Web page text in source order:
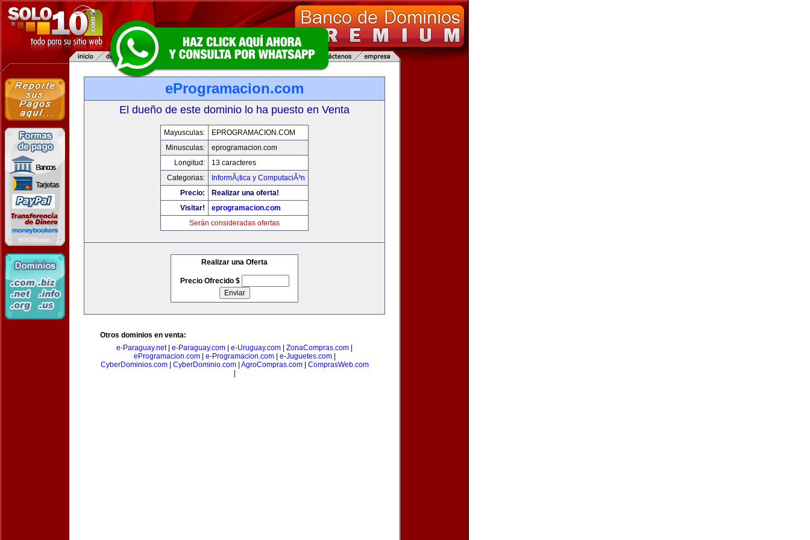
eProgramacion.com
El dueño de este dominio lo ha puesto en Venta
Mayusculas:
EPROGRAMACION.COM
Minusculas:
eprogramacion.com
Longitud:
13 caracteres
Categorias:
InformÃ¡tica y ComputaciÃ³n
Precio:
Realizar una oferta!
Visitar!
eprogramacion.com
Serán consideradas ofertas
Realizar una Oferta
Precio Ofrecido $
Otros dominios en venta:
e-Paraguay.net| e-Paraguay.com e-Uruguay.com ZonaCompras.com
eProgramacion.com| e-Programacion.com| e-Juguetes.com|
CyberDominios.com| CyberDominio.com| AgroCompras.com| ComprasWeb.com